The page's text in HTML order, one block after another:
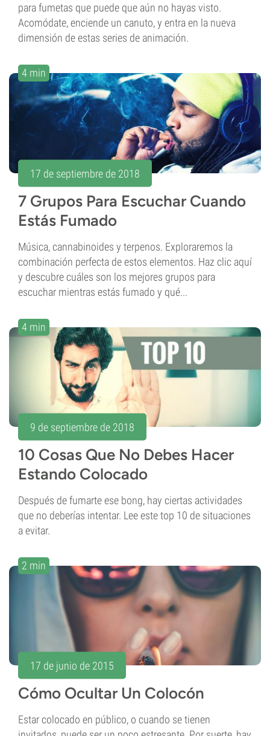
para fumetas que puede que aún no hayas visto.
Acomódate, enciende un canuto, y entra en la nueva
dimensión de estas series de animación.
4 min
17 de septiembre de 2018
7 Grupos Para Escuchar Cuando
Estás Fumado
Música, cannabinoides y terpenos. Exploraremos la
combinación perfecta de estos elementos. Haz clic aquí
y descubre cuáles son los mejores grupos para
escuchar mientras estás fumado y qué...
4 min
9 de septiembre de 2018
10 Cosas Que No Debes Hacer
Estando Colocado
Después de fumarte ese bong, hay ciertas actividades
que no deberías intentar. Lee este top 10 de situaciones
a evitar.
2 min
17 de junio de 2015
Cómo Ocultar Un Colocón
Estar colocado en público, o cuando se tienen